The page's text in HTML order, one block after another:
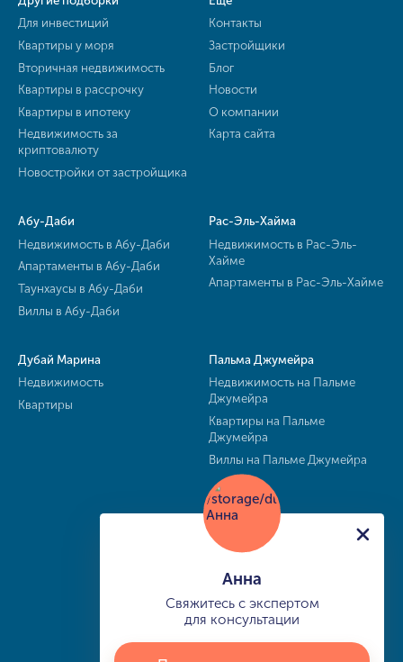
Для инвестиций
Квартиры у моря
Вторичная недвижимость
Квартиры в рассрочку
Квартиры в ипотеку
Недвижимость за
криптовалюту
Новостройки от застройщика
Контакты
Застройщики
Блог
Новости
О компании
Карта сайта
Абу-Даби
Недвижимость в Абу-Даби
Апартаменты в Абу-Даби
Таунхаусы в Абу-Даби
Виллы в Абу-Даби
Рас-Эль-Хайма
Недвижимость в Рас-Эль-
Хайме
Апартаменты в Рас-Эль-Хайме
Дубай Марина
Недвижимость
Квартиры
Пальма Джумейра
Недвижимость на Пальме
Джумейра
Квартиры на Пальме
Джумейра
Виллы на Пальме Джумейра
Анна
Свяжитесь с экспертом
для консультации